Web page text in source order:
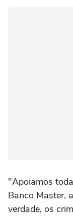
"Apoiamos
Banco Master,
verdade, os